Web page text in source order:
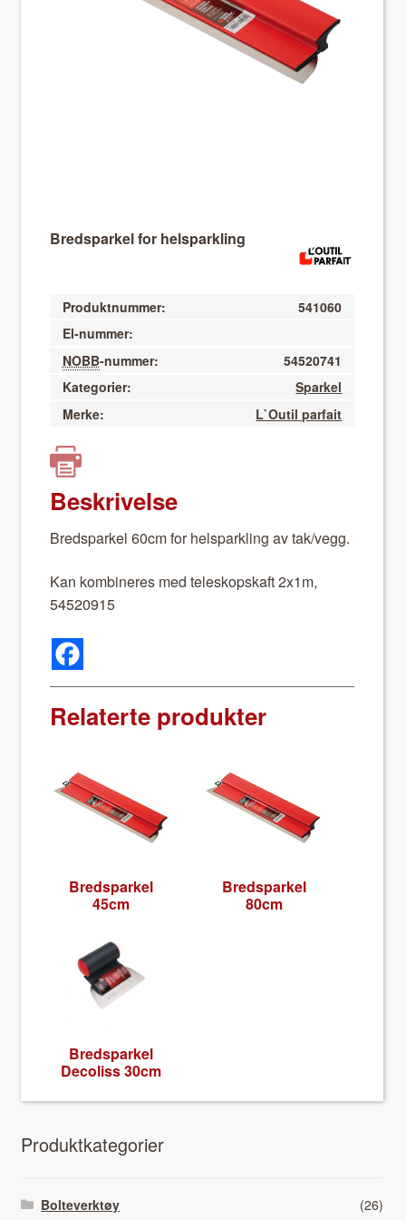
About VIX
Bredsparkel for helsparkling
Produktnummer:
541060
El-nummer:
NOBB-nummer:
54520741
Kategorier:
Sparkel
Merke:
L`Outil parfait
Beskrivelse
Bredsparkel 60cm for helsparkling av tak/vegg.
Kan kom­bineres med teleskop­skaft 2x1m,
54520915
Relaterte produkter
Bredsparkel
45cm
Bredsparkel
80cm
Bredsparkel
Decol­iss 30cm
Pro­duk­tkat­e­gori­er
Bolteverktøy (26)